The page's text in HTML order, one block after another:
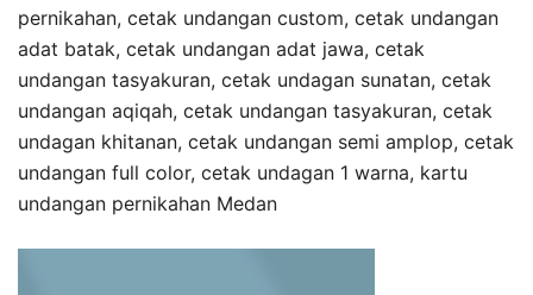
pernikahan, cetak undangan custom, cetak undangan
adat batak, cetak undangan adat jawa, cetak
undangan tasyakuran, cetak undagan sunatan, cetak
undangan aqiqah, cetak undangan tasyakuran, cetak
undagan khitanan, cetak undangan semi amplop, cetak
undangan full color, cetak undagan 1 warna, kartu
undangan pernikahan Medan